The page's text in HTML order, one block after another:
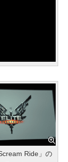
Ride」の